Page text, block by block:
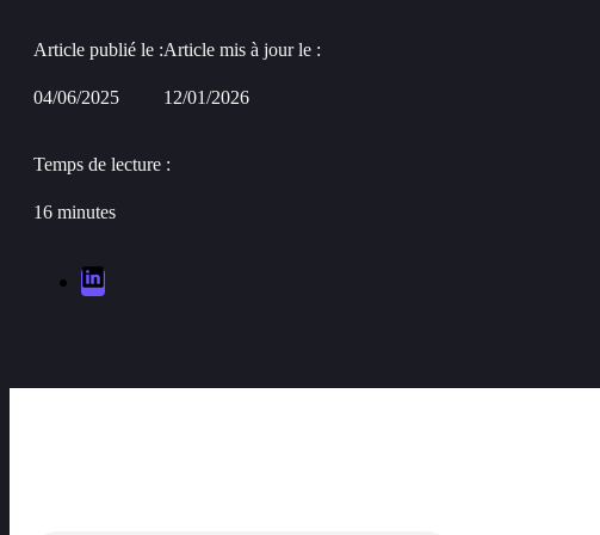
Article publié le :
04/06/2025
Article mis à jour le :
12/01/2026
Temps de lecture :
16 minutes